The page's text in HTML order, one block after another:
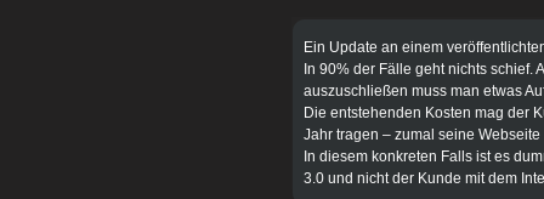
Ein Update an einem
In 90% der Fälle geht nichts schief.
auszuschließen muss man etwas
Die entstehenden Kosten mag der
Jahr tragen – zumal seine
In diesem konkreten Falls ist es
3.0 und nicht der Kunde mit dem